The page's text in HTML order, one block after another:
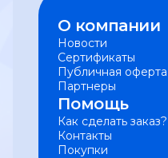
О компании
Новости
Сертификаты
Публичная оферта
Партнеры
Помощь
Как сделать заказ?
Контакты
Покупки